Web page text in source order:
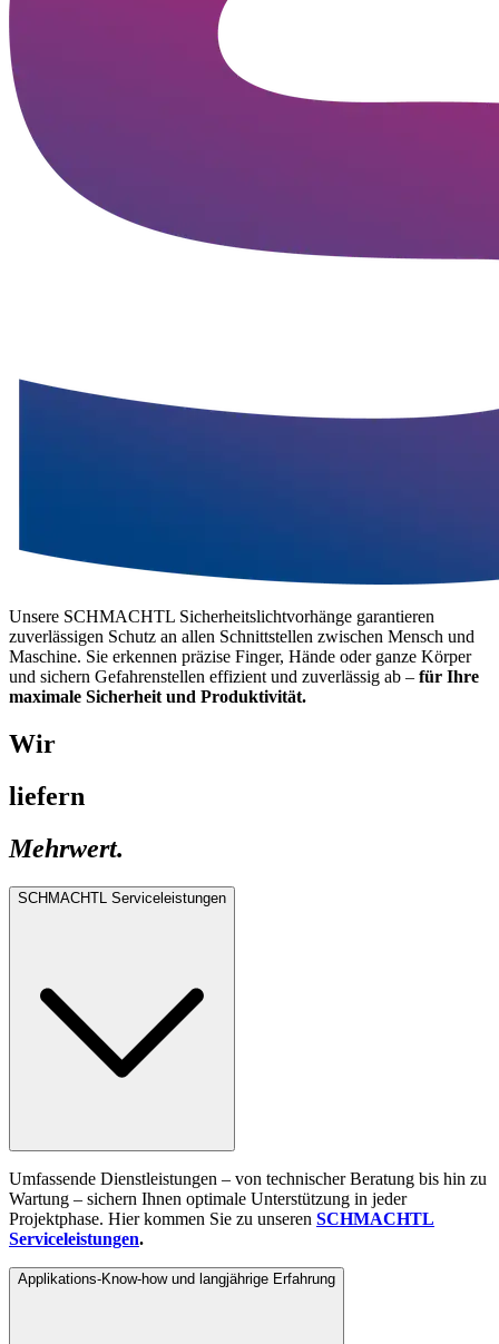
Unsere SCHMACHTL Sicherheitslichtvorhänge garantieren
zuverlässigen Schutz an allen Schnittstellen zwischen Mensch und
Maschine. Sie erkennen präzise Finger, Hände oder ganze Körper
und sichern Gefahrenstellen effizient und zuverlässig ab – für Ihre
maximale Sicherheit und Produktivität.
Wir
liefern
Mehrwert.
SCHMACHTL Serviceleistungen
Umfassende Dienstleistungen – von technischer Beratung bis hin zu
Wartung – sichern Ihnen optimale Unterstützung in jeder
Projektphase. Hier kommen Sie zu unseren SCHMACHTL
Serviceleistungen.
Applikations-Know-how und langjährige Erfahrung